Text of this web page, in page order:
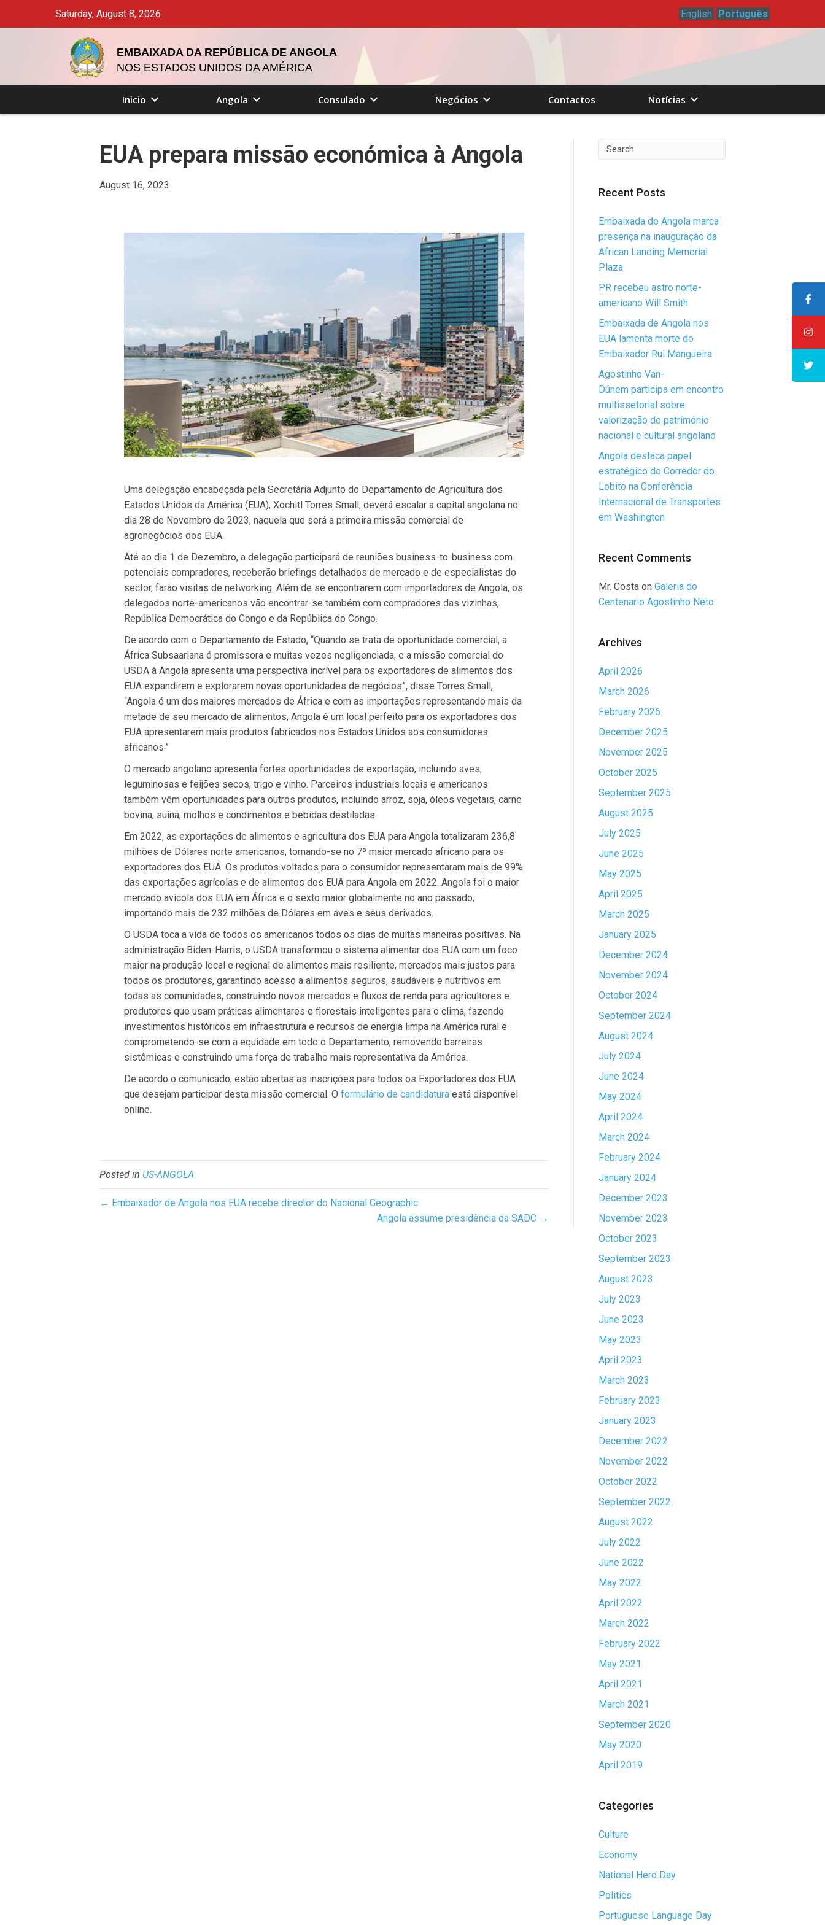
Saturday, August 8, 2026 English Português
EMBAIXADA DA REPÚBLICA DE ANGOLA
NOS ESTADOS UNIDOS DA AMÉRICA
Inicio Angola Consulado Negócios Contactos Notícias
EUA prepara missão económica à Angola
August 16, 2023
Uma delegação encabeçada pela Secretária Adjunto do Departamento de Agricultura dos
Estados Unidos da América (EUA), Xochitl Torres Small, deverá escalar a capital angolana no
dia 28 de Novembro de 2023, naquela que será a primeira missão comercial de
agronegócios dos EUA.
Até ao dia 1 de Dezembro, a delegação participará de reuniões business-to-business com
potenciais compradores, receberão briefings detalhados de mercado e de especialistas do
sector, farão visitas de networking. Além de se encontrarem com importadores de Angola, os
delegados norte-americanos vão encontrar-se também com compradores das vizinhas,
República Democrática do Congo e da República do Congo.
De acordo com o Departamento de Estado, “Quando se trata de oportunidade comercial, a
África Subsaariana é promissora e muitas vezes negligenciada, e a missão comercial do
USDA à Angola apresenta uma perspectiva incrível para os exportadores de alimentos dos
EUA expandirem e explorarem novas oportunidades de negócios”, disse Torres Small,
“Angola é um dos maiores mercados de África e com as importações representando mais da
metade de seu mercado de alimentos, Angola é um local perfeito para os exportadores dos
EUA apresentarem mais produtos fabricados nos Estados Unidos aos consumidores
africanos.”
O mercado angolano apresenta fortes oportunidades de exportação, incluindo aves,
leguminosas e feijões secos, trigo e vinho. Parceiros industriais locais e americanos
também vêm oportunidades para outros produtos, incluindo arroz, soja, óleos vegetais, carne
bovina, suína, molhos e condimentos e bebidas destiladas.
Em 2022, as exportações de alimentos e agricultura dos EUA para Angola totalizaram 236,8
milhões de Dólares norte americanos, tornando-se no 7º maior mercado africano para os
exportadores dos EUA. Os produtos voltados para o consumidor representaram mais de 99%
das exportações agrícolas e de alimentos dos EUA para Angola em 2022. Angola foi o maior
mercado avícola dos EUA em África e o sexto maior globalmente no ano passado,
importando mais de 232 milhões de Dólares em aves e seus derivados.
O USDA toca a vida de todos os americanos todos os dias de muitas maneiras positivas. Na
administração Biden-Harris, o USDA transformou o sistema alimentar dos EUA com um foco
maior na produção local e regional de alimentos mais resiliente, mercados mais justos para
todos os produtores, garantindo acesso a alimentos seguros, saudáveis e nutritivos em
todas as comunidades, construindo novos mercados e fluxos de renda para agricultores e
produtores que usam práticas alimentares e florestais inteligentes para o clima, fazendo
investimentos históricos em infraestrutura e recursos de energia limpa na América rural e
comprometendo-se com a equidade em todo o Departamento, removendo barreiras
sistêmicas e construindo uma força de trabalho mais representativa da América.
De acordo o comunicado, estão abertas as inscrições para todos os Exportadores dos EUA
que desejam participar desta missão comercial. O formulário de candidatura está disponível
online.
Posted in US-ANGOLA
← Embaixador de Angola nos EUA recebe director do Nacional Geographic
Angola assume presidência da SADC →
Recent Posts
Embaixada de Angola marca
presença na inauguração da
African Landing Memorial
Plaza
PR recebeu astro norte-
americano Will Smith
Embaixada de Angola nos
EUA lamenta morte do
Embaixador Rui Mangueira
Agostinho Van-
Dúnem participa em encontro
multissetorial sobre
valorização do património
nacional e cultural angolano
Angola destaca papel
estratégico do Corredor do
Lobito na Conferência
Internacional de Transportes
em Washington
Recent Comments
Mr. Costaon Galeria do
Centenario Agostinho Neto
Archives
April 2026
March 2026
February 2026
December 2025
November 2025
October 2025
September 2025
August 2025
July 2025
June 2025
May 2025
April 2025
March 2025
January 2025
December 2024
November 2024
October 2024
September 2024
August 2024
July 2024
June 2024
May 2024
April 2024
March 2024
February 2024
January 2024
December 2023
November 2023
October 2023
September 2023
August 2023
July 2023
June 2023
May 2023
April 2023
March 2023
February 2023
January 2023
December 2022
November 2022
October 2022
September 2022
August 2022
July 2022
June 2022
May 2022
April 2022
March 2022
February 2022
May 2021
April 2021
March 2021
September 2020
May 2020
April 2019
Categories
Culture
Economy
National Hero Day
Politics
Portuguese Language Day